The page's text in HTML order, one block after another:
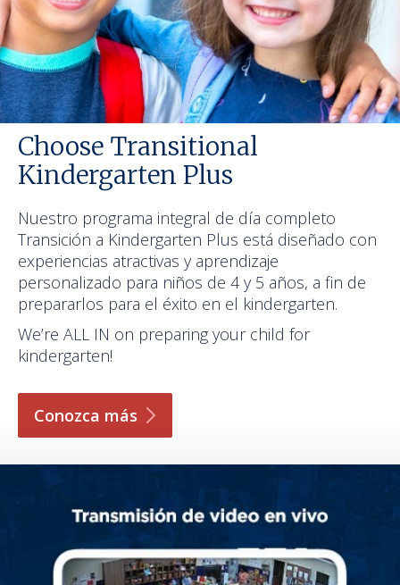
Choose Transitional
Kindergarten Plus
Nuestro programa integral de día completo
Transición a Kindergarten Plus está diseñado con
experiencias atractivas y aprendizaje
personalizado para niños de 4 y 5 años, a fin de
prepararlos para el éxito en el kindergarten.
We’re ALL IN on preparing your child for
kindergarten!
Conozca más